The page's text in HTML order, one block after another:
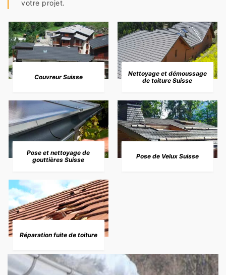
votre projet.
Couvreur Suisse
Nettoyage et démoussage
de toiture Suisse
Pose et nettoyage de
gouttières Suisse
Pose de Velux Suisse
Réparation fuite de toiture